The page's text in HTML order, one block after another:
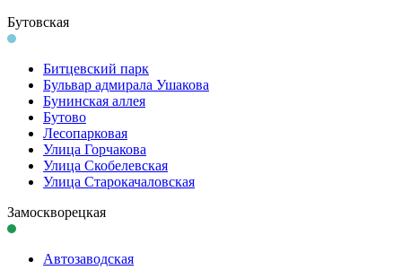
Бутовская
Битцевский парк
Бульвар адмирала Ушакова
Бунинская аллея
Бутово
Лесопарковая
Улица Горчакова
Улица Скобелевская
Улица Старокача­ловская
Замоскворецкая
Автозаводская